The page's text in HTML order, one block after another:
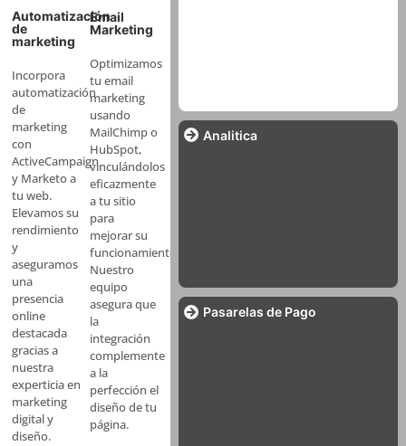
Analitica
Pasarelas de Pago
Automatización
de
marketing
Incorpora
automatización
de
marketing
con
ActiveCampaign
y Marketo a
tu web.
Elevamos su
rendimiento
y
aseguramos
una
presencia
online
destacada
gracias a
nuestra
experticia en
marketing
digital y
diseño.
Email
Marketing
Optimizamos
tu email
marketing
usando
MailChimp o
HubSpot,
vinculándolos
eficazmente
a tu sitio
para
mejorar su
funcionamiento.
Nuestro
equipo
asegura que
la
integración
complemente
a la
perfección el
diseño de tu
página.